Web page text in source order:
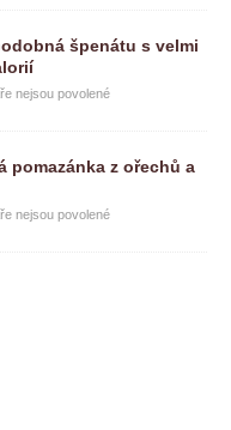
špenátu s velmi
nejsou povolené
pomazánka z ořechů a
nejsou povolené